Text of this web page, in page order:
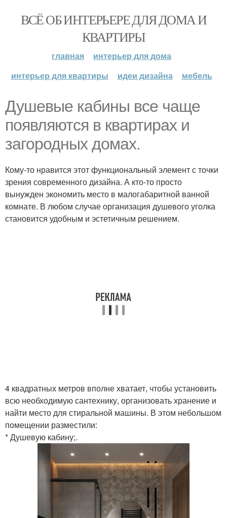
ВСЁ ОБ ИНТЕРЬЕРЕ ДЛЯ ДОМА И
КВАРТИРЫ
главная
интерьер для дома
интерьер для квартиры
идеи дизайна мебель
Душевые кабины все чаще
появляются в квартирах и
загородных домах.
Кому-то нравится этот функциональный элемент с точки
зрения современного дизайна. А кто-то просто
вынужден экономить место в малогабаритной ванной
комнате. В любом случае организация душевого уголка
становится удобным и эстетичным решением.
4 квадратных метров вполне хватает, чтобы установить
всю необходимую сантехнику, организовать хранение и
найти место для стиральной машины. В этом небольшом
помещении разместили:
* Душевую кабину;.